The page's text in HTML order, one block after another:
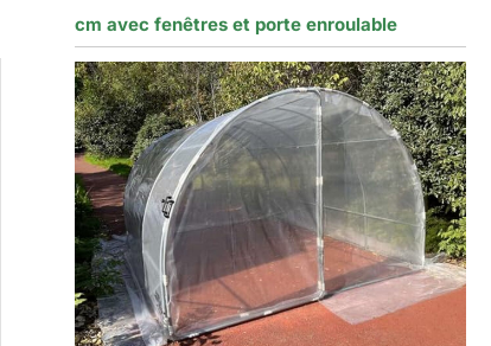
cm avec fenêtres et porte enroulable